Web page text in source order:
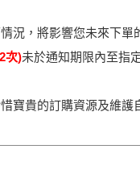
況，將影響您未來下單
次)未於通知期限內至指
寶貴的訂購資源及維護